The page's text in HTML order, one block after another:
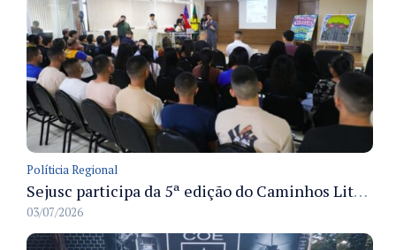
Políticia Regional
Sejusc participa da 5ª edição do Caminhos Literários com foco na cultura hip-hop nas unidades socioeducativas
03/07/2026